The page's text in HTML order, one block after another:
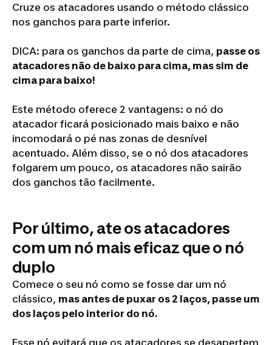
Cruze os atacadores usando o método clássico
nos ganchos para parte inferior.
DICA: para os ganchos da parte de cima, passe os
atacadores não de baixo para cima, mas sim de
cima para baixo!
Este método oferece 2 vantagens: o nó do
atacador ficará posicionado mais baixo e não
incomodará o pé nas zonas de desnível
acentuado. Além disso, se o nó dos atacadores
folgarem um pouco, os atacadores não sairão
dos ganchos tão facilmente.
Por último, ate os atacadores
com um nó mais eficaz que o nó
duplo
Comece o seu nó como se fosse dar um nó
clássico, mas antes de puxar os 2 laços, passe um
dos laços pelo interior do nó.
Esse nó evitará que os atacadores se desapertem